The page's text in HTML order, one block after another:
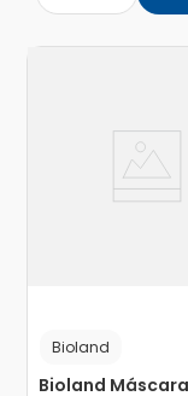
Bioland
Bioland Máscara